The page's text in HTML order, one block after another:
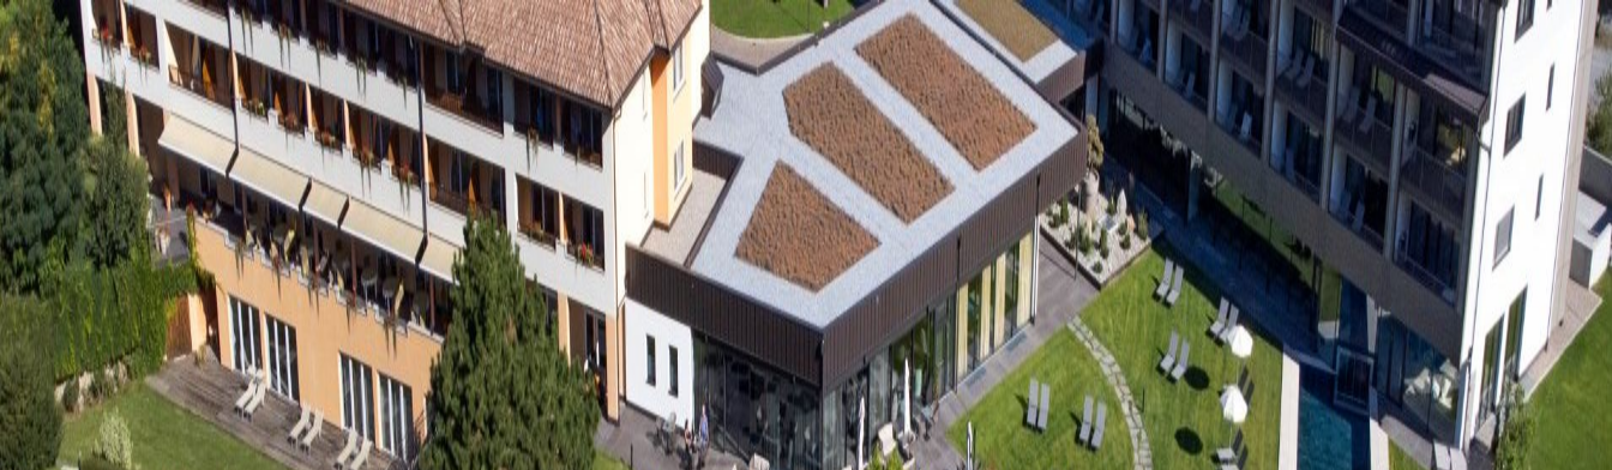
Zum Inhalt springen
Garden Park Hotel
Prad am Stilfserjoch,Hauptstraße, 100
Startseite ExposKontakt
Zur WebsiteZu den Angeboten
Expos durchsuchen
Preis
Min €
–Max €
Alle Online kaufbar